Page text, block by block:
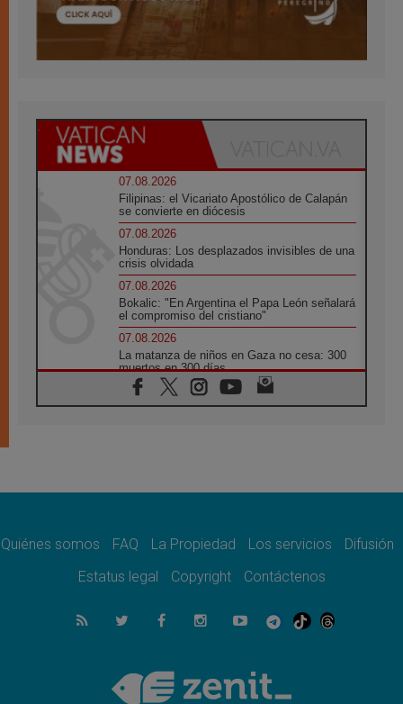
07.08.2026
Filipinas: el Vicariato Apostólico de Calapán
se convierte en diócesis
07.08.2026
Honduras: Los desplazados invisibles de una
crisis olvidada
07.08.2026
Bokalic: "En Argentina el Papa León señalará
el compromiso del cristiano"
07.08.2026
La matanza de niños en Gaza no cesa: 300
muertos en 300 días
07.08.2026
Tagle: La guerra desfigura el mundo, solo la
como misión al servicio del Evangelio
SIGNIS 2026, dar voz a las religiosas en el
07.08.2026
Lanzan un proyecto de empoderamiento
Programa oficial del Viaje Apostólico del
Papa León XIV a Francia
Quiénes somos FAQ La Propiedad Los servicios
Difusión
Estatus legal
Copyright Contáctenos